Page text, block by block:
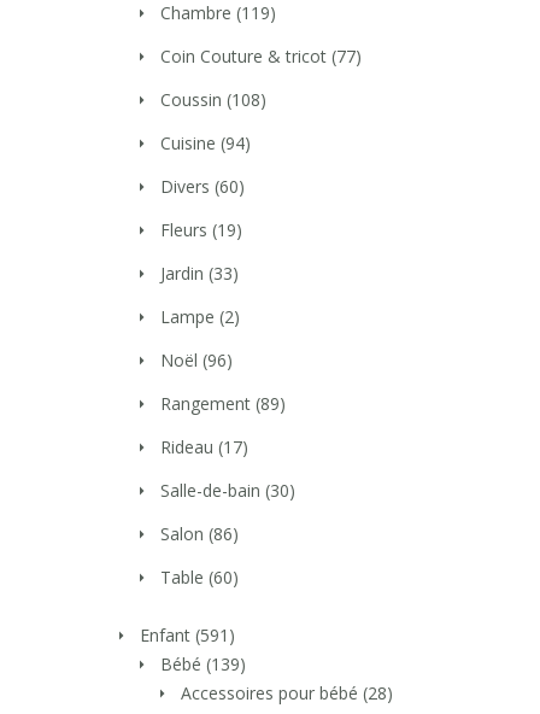
Chambre (119)
Coin Couture & tricot (77)
Coussin (108)
Cuisine (94)
Divers (60)
Fleurs (19)
Jardin (33)
Lampe (2)
Noël (96)
Rangement (89)
Rideau (17)
Salle-de-bain (30)
Salon (86)
Table (60)
Enfant (591)
Bébé (139)
Accessoires pour bébé (28)